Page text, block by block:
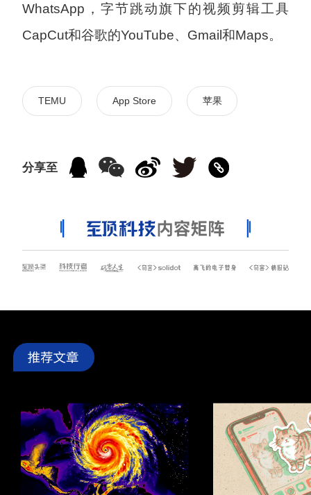
WhatsApp，字节跳动旗下的视频剪辑工具
CapCut和谷歌的YouTube、Gmail和Maps。
TEMU App Store 苹果
分享至